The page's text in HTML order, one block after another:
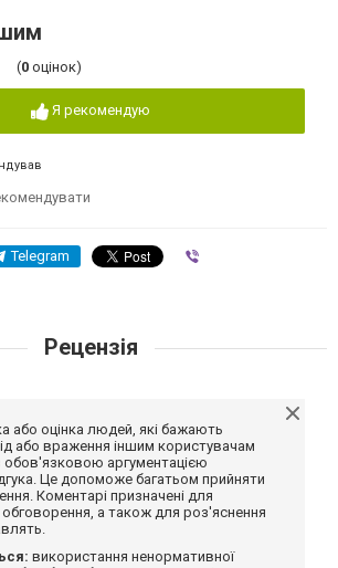
(0 оцінок)
Я рекомендую
Telegram
Рецензія
або оцінка людей, які бажають
або враження іншим користувачам
обов'язковою аргументацією
Це допоможе багатьом прийняти
Коментарі призначені для
обговорення, а також для роз'яснення
використання ненормативної